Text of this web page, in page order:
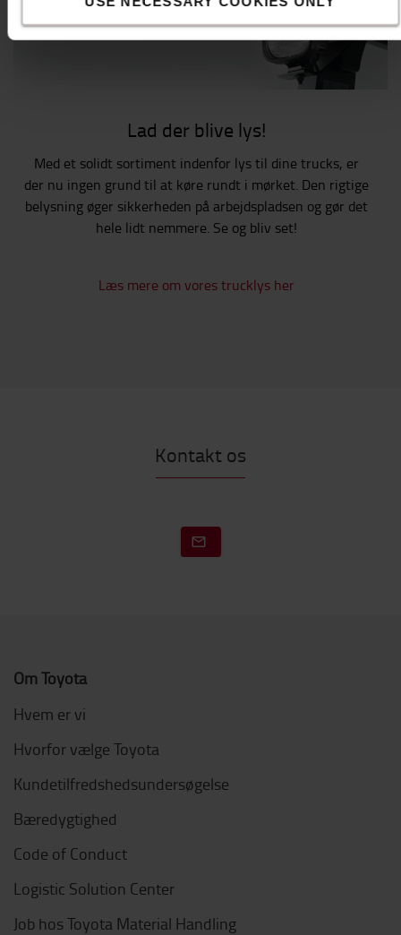
Lad der blive lys!
Med et solidt sortiment indenfor lys til dine trucks, er
der nu ingen grund til at køre rundt i mørket. Den rigtige
belysning øger sikkerheden på arbejdspladsen og gør det
hele lidt nemmere. Se og bliv set!
Læs mere om vores trucklys her
Kontakt os
Om Toyota
Hvem er vi
Hvorfor vælge Toyota
Kundetilfredshedsundersøgelse
Bæredygtighed
Code of Conduct
Logistic Solution Center
Job hos Toyota Material Handling